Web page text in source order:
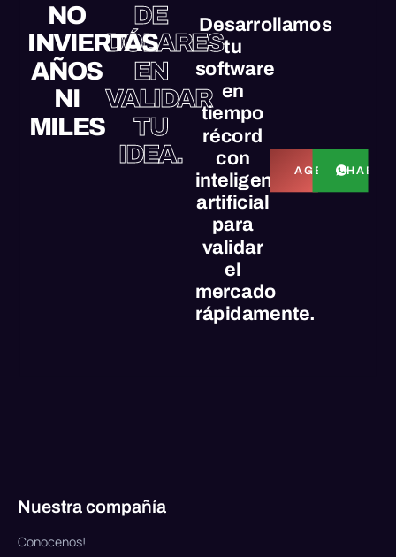
NO
INVIERTAS
AÑOS
NI
MILES
DE
DÓLARES
EN
VALIDAR
TU
IDEA.
Desarrollamos
tu
software
en
tiempo
récord
con
inteligencia
artificial
para
validar
el
mercado
rápidamente.
AGENDAR
Nuestra compañía
Conocenos!